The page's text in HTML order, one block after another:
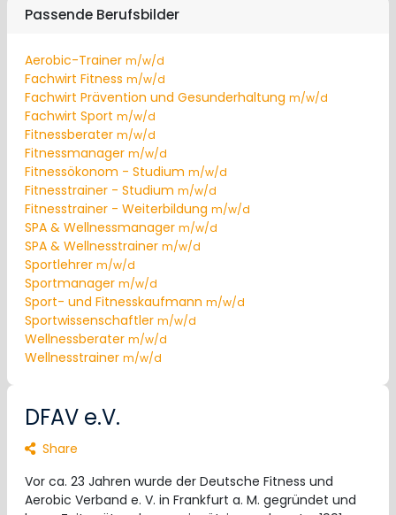
Passende Berufsbilder
Aerobic-Trainer m/w/d
Fachwirt Fitness m/w/d
Fachwirt Prävention und Gesunderhaltung m/w/d
Fachwirt Sport m/w/d
Fitnessberater m/w/d
Fitnessmanager m/w/d
Fitnessökonom - Studium m/w/d
Fitnesstrainer - Studium m/w/d
Fitnesstrainer - Weiterbildung m/w/d
SPA & Wellnessmanager m/w/d
SPA & Wellnesstrainer m/w/d
Sportlehrer m/w/d
Sportmanager m/w/d
Sport- und Fitnesskaufmann m/w/d
Sportwissenschaftler m/w/d
Wellnessberater m/w/d
Wellnesstrainer m/w/d
DFAV e.V.
Share
Vor ca. 23 Jahren wurde der Deutsche Fitness und
Aerobic Verband e. V. in Frankfurt a. M. gegründet und